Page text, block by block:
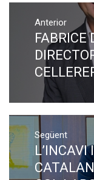
Navegació
d'entrades
Anterior
Previous
post:
FABRICE
Següent
Next
post:
L’INCAVI